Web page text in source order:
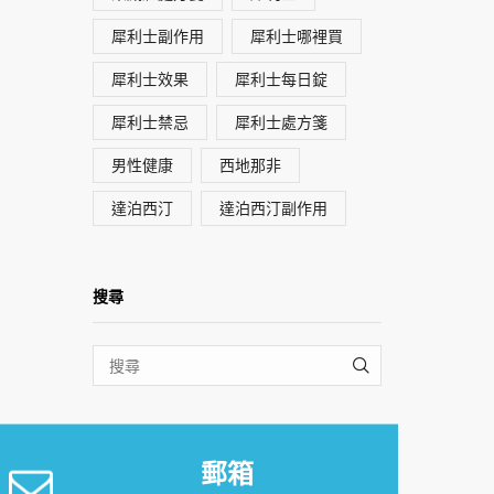
犀利士副作用 犀利士哪裡買
犀利士效果 犀利士每日錠
犀利士禁忌 犀利士處方箋
男性健康 西地那非
達泊西汀 達泊西汀副作用
搜尋
SEARCH
郵箱